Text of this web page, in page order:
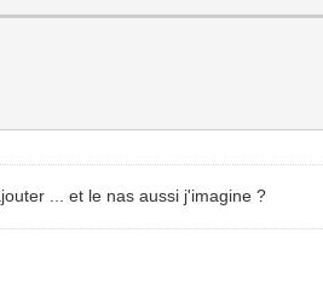
... et le nas aussi j'imagine ?